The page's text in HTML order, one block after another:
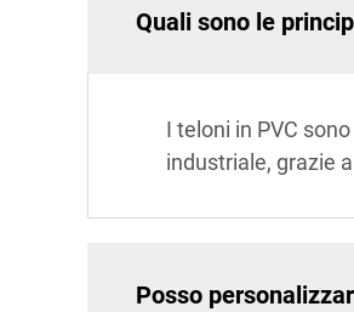
Quali sono le
I teloni in PVC
industriale, grazie
Posso